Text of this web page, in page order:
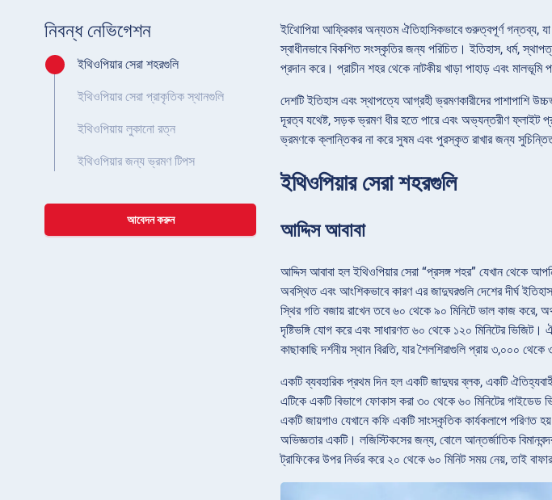
নিবন্ধ নেভিগেশন
ইথিওপিয়ার সেরা শহরগুলি
ইথিওপিয়ার সেরা প্রাকৃতিক স্থানগুলি
ইথিওপিয়ায় লুকানো রত্ন
ইথিওপিয়ার জন্য ভ্রমণ টিপস
আবেদন করুন
ইথিোপিয়া আফ্রিকার অন্যতম ঐতিহাসিকভাবে গুরুত্বপূর্ণ গন্তব্য,
স্বাধীনভাবে বিকশিত সংস্কৃতির জন্য পরিচিত। ইতিহাস, ধর্ম,
প্রদান করে। প্রাচীন শহর থেকে নাটকীয় খাড়া পাহাড় এবং মালভূমি
দেশটি ইতিহাস এবং স্থাপত্যে আগ্রহী ভ্রমণকারীদের পাশাপাশি
দূরত্ব যথেষ্ট, সড়ক ভ্রমণ ধীর হতে পারে এবং অভ্যন্তরীণ
ভ্রমণকে ক্লান্তিকর না করে সুষম এবং পুরস্কৃত রাখার জন্য
ইথিওপিয়ার সেরা শহরগুলি
আদ্দিস আবাবা
আদ্দিস আবাবা হল ইথিওপিয়ার সেরা “প্রসঙ্গ শহর” যেখান থেকে
অবস্থিত এবং আংশিকভাবে কারণ এর জাদুঘরগুলি দেশের দীর্ঘ
স্থির গতি বজায় রাখেন তবে ৬০ থেকে ৯০ মিনিটে ভাল কাজ করে,
দৃষ্টিভঙ্গি যোগ করে এবং সাধারণত ৬০ থেকে ১২০ মিনিটের
কাছাকাছি দর্শনীয় স্থান বিরতি, যার শৈলশিরাগুলি প্রায় ৩,০০০
একটি ব্যবহারিক প্রথম দিন হল একটি জাদুঘর ব্লক, একটি
এটিকে একটি বিভাগে ফোকাস করা ৩০ থেকে ৬০ মিনিটের গাইডেড
একটি জায়গাও যেখানে কফি একটি সাংস্কৃতিক কার্যকলাপে পরিণত
অভিজ্ঞতার একটি। লজিস্টিকসের জন্য, বোলে আন্তর্জাতিক
ট্রাফিকের উপর নির্ভর করে ২০ থেকে ৬০ মিনিট সময় নেয়, তাই